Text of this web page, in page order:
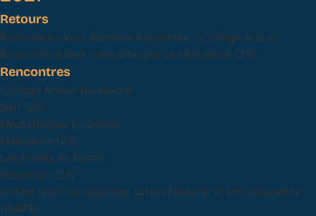
Retours
Rencontres avec Nathalie Kuperman - Collège André
Boulloche à Bart, médiathèque de Mandeure (25)
Rencontres
Collège André-Boulloche
Bart (25)
Médiathèque Le Bélieu
Mandeure (25)
Les Invités au Festin
Besançon (25)
Institut national supérieur du professorat et de l'éducation
(INSPÉ)